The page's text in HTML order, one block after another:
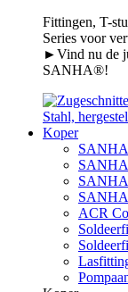
Fittingen, T-
Series voor
►Vind nu de
SANHA®!
Koper
ACR